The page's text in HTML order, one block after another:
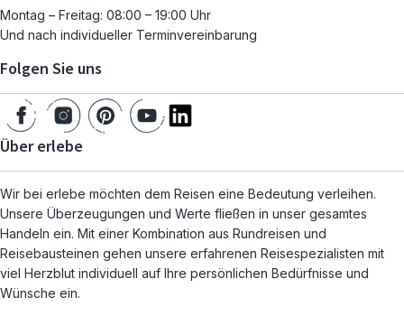
Montag – Freitag: 08:00 – 19:00 Uhr
Und nach individueller Terminvereinbarung
Folgen Sie uns
Über erlebe
Wir bei erlebe möchten dem Reisen eine Bedeutung verleihen.
Unsere Überzeugungen und Werte fließen in unser gesamtes
Handeln ein. Mit einer Kombination aus Rundreisen und
Reisebausteinen gehen unsere erfahrenen Reisespezialisten mit
viel Herzblut individuell auf Ihre persönlichen Bedürfnisse und
Wünsche ein.